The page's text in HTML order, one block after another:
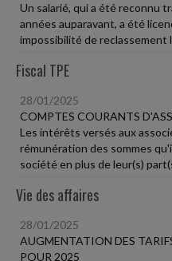
Un salarié, qui a été reconnu
années auparavant, a été
impossibilité de reclassement
Fiscal TPE
28/01/2025
COMPTES COURANTS
Les intérêts versés aux
rémunération des sommes
société en plus de leur(s)
Vie des affaires
28/01/2025
AUGMENTATION DES
POUR 2025